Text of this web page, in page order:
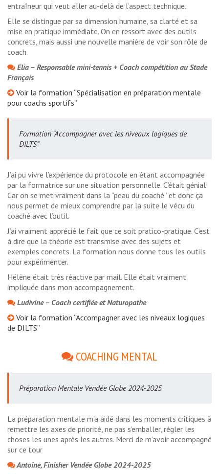
entraîneur qui veut aller au-delà de l’aspect technique.
Elle se distingue par sa dimension humaine, sa clarté et sa
mise en pratique immédiate. On en ressort avec des outils
concrets, mais aussi une nouvelle manière de voir son rôle de
coach.
Elia – Responsable mini-tennis + Coach compétition au Stade
Français
Voir la formation “Spécialisation en préparation mentale
pour coachs sportifs”
Formation “Accompagner avec les niveaux logiques de
DILTS”
J’ai pu vivre l’expérience du protocole en étant accompagnée
par la formatrice sur une situation personnelle. C’était génial!
Car on se met vraiment dans la “peau du coaché” et donc ça
nous permet de mieux comprendre par la suite le vécu du
coaché avec l’outil.
J’ai vraiment apprécié le fait que ce soit pratico-pratique. C’est
à dire que la théorie est transmise avec des sujets et
exemples concrets. La formation nous donne tous les outils
pour expérimenter.
Hélène était très réactive par mail. Elle était vraiment
impliquée dans mon accompagnement.
Ludivine – Coach certifiée et Naturopathe
Voir la formation “Accompagner avec les niveaux logiques
de DILTS”
COACHING MENTAL
Préparation Mentale Vendée Globe 2024-2025
La préparation mentale m’a aidé dans les moments critiques à
remettre les axes de priorité, ne pas s’emballer, régler les
choses les unes après les autres. Merci de m’avoir accompagné
sur ce tour
Antoine, Finisher Vendée Globe 2024-2025